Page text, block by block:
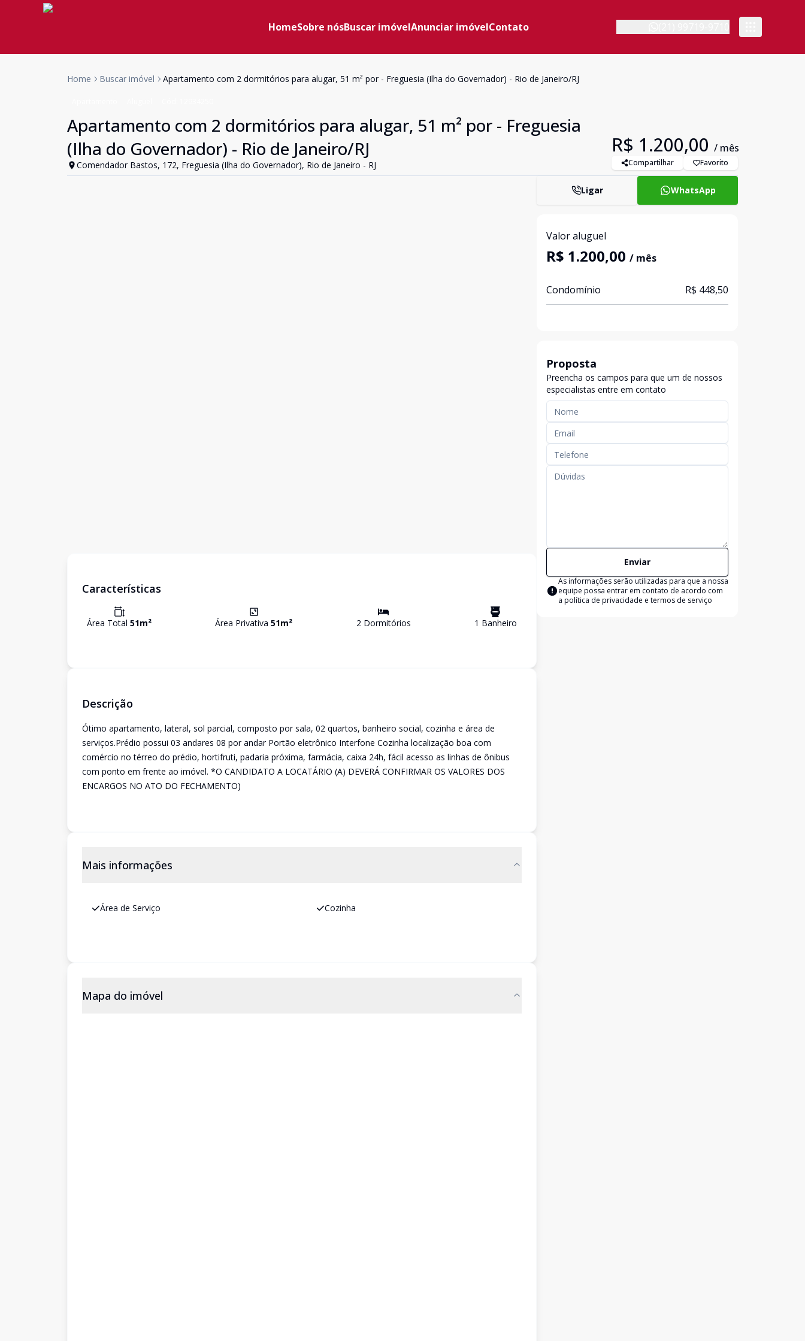
HomeSobre nósBuscar imóvelAnunciar imóvelContato
Home Buscar imóvel Apartamento com 2 dormitórios para alugar, 51 m² por - Freguesia (Ilha do Governador) - Rio de Janeiro/RJ
Apartamento com 2 dormitórios para alugar, 51 m² por - Freguesia
(Ilha do Governador) - Rio de Janeiro/RJ
Comendador Bastos, 172, Freguesia (Ilha do Governador), Rio de Janeiro - RJ
R$ 1.200,00 / mês
Compartilhar Favorito
Características
Área Total 51m² Área Privativa51m² 2Dormitórios 1 Banheiro
Descrição
Ótimo apartamento, lateral, sol parcial, composto por sala, 02 quartos, banheiro social, cozinha e área de
serviços.Prédio possui 03 andares 08 por andar Portão eletrônico Interfone Cozinha localização boa com
comércio no térreo do prédio, hortifruti, padaria próxima, farmácia, caixa 24h, fácil acesso as linhas de ônibus
com ponto em frente ao imóvel. *O CANDIDATO A LOCATÁRIO (A) DEVERÁ CONFIRMAR OS VALORES DOS
ENCARGOS NO ATO DO FECHAMENTO)
Mais informações
Área de Serviço Cozinha
Mapa do imóvel
Ligar WhatsApp
Valor aluguel
R$ 1.200,00 / mês
Condomínio R$ 448,50
Proposta
Preencha os campos para que um de nossos
especialistas entre em contato
Enviar
As informações serão utilizadas para que a nossa
equipe possa entrar em contato de acordo com
a política de privacidade e termos de serviço